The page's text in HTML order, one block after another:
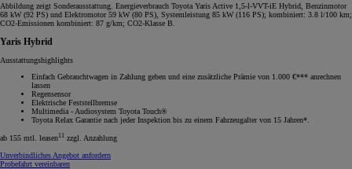
Abbildung zeigt Sonderausstattung. Energieverbrauch Toyota Yaris Active 1,5-l-VVT-iE Hybrid, Benzinmotor
68 kW (92 PS) und Elektromotor 59 kW (80 PS), Systemleistung 85 kW (116 PS); kombiniert: 3.8 l/100 km;
CO2-Emissionen kombiniert: 87 g/km; CO2-Klasse B.
Yaris Hybrid
Ausstattungshighlights
Einfach Gebrauchtwagen in Zahlung geben und eine zusätzliche Prämie von 1.000 €*** anrechnen
lassen
Regensensor
Elektrische Feststellbremse
Multimedia - Audiosystem Toyota Touch®
Toyota Relax Garantie nach jeder Inspektion bis zu einem Fahrzeugalter von 15 Jahren*.
ab 155 mtl. leasen11 zzgl. Anzahlung
Unverbindliches Angebot anfordern
Probefahrt vereinbaren